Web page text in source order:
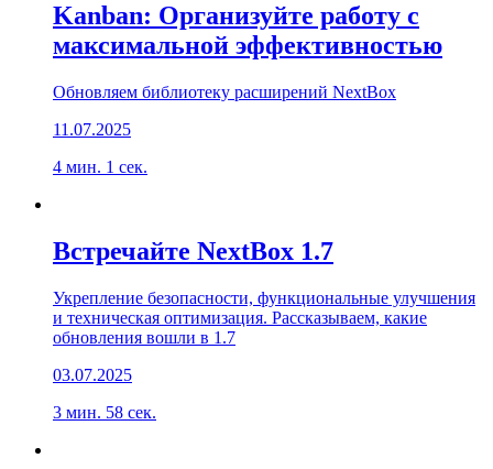
Kanban: Организуйте работу с
максимальной эффективностью
Обновляем библиотеку расширений NextBox
11.07.2025
4 мин. 1 сек.
Встречайте NextBox 1.7
Укрепление безопасности, функциональные улучшения
и техническая оптимизация. Рассказываем, какие
обновления вошли в 1.7
03.07.2025
3 мин. 58 сек.